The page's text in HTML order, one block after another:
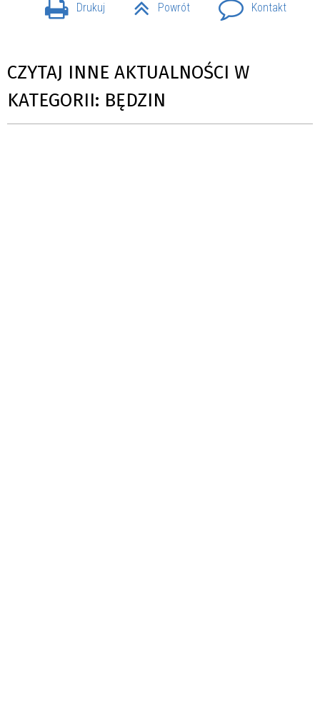
Drukuj Powrót Kontakt
CZYTAJ INNE AKTUALNOŚCI W
KATEGORII: BĘDZIN